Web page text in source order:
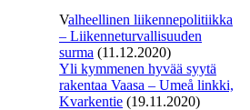
Valheellinen liikennepolitiikka
– Liikenneturvallisuuden
surma (11.12.2020)
Yli kymmenen hyvää syytä
rakentaa Vaasa – Umeå linkki,
Kvarkentie (19.11.2020)